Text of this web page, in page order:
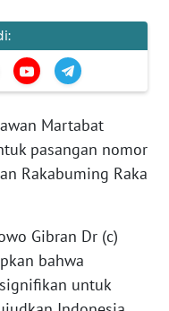
Martabat
pasangan nomor
Rakabuming Raka
Gibran Dr (c)
bahwa
untuk